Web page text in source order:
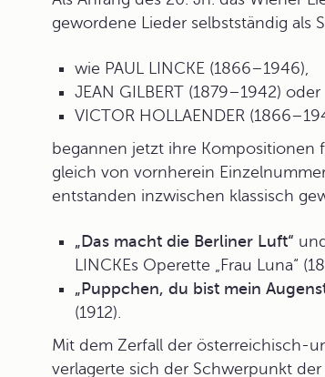
gewordene Lieder selbstständig als
wie PAUL LINCKE (1866–1946),
JEAN GILBERT (1879–1942) oder
VICTOR HOLLAENDER
begannen jetzt ihre Kompositionen
gleich von vornherein
entstanden inzwischen klassisch
„Das macht die Berliner Luft“ und
LINCKEs Operette „Frau Luna“
„Puppchen, du bist mein
(1912).
Mit dem Zerfall der österreichisch-
verlagerte sich der Schwerpunkt